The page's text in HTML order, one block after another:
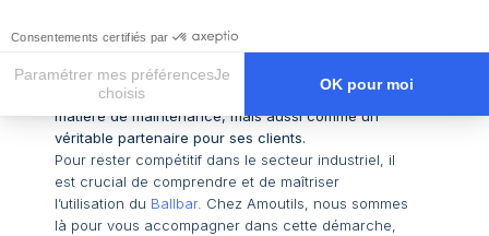
Consentements certifiés par
Paramétrer mes préférencesJe
choisis
OK pour moi
Axeptio consent
Plateforme de Gestion du Consentement : Personnalisez vos
Notre plateforme vous permet d'adapter et de gérer vos
ses clients restent toujours un cran au-dessus de la
concurrence. Par son engagement envers
l’innovation et l’excellence, l’entreprise se
positionne non seulement comme un leader en
matière de maintenance, mais aussi comme un
véritable partenaire pour ses clients.
Pour rester compétitif dans le secteur industriel, il
est crucial de comprendre et de maîtriser
l’utilisation du Ballbar. Chez Amoutils, nous sommes
là pour vous accompagner dans cette démarche,